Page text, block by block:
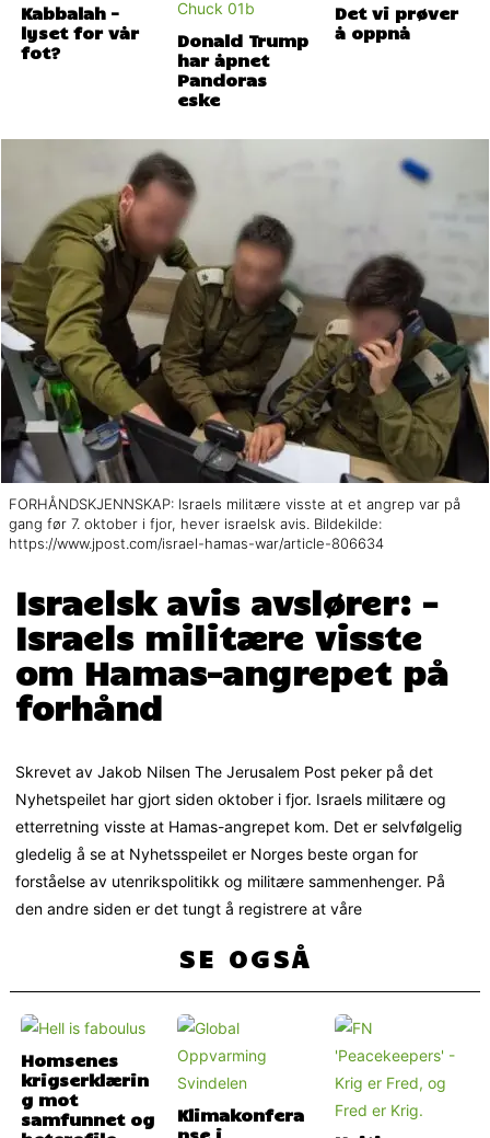
Kabbalah –
lyset for vår
fot?
Donald Trump
har åpnet
Pandoras
eske
Det vi prøver
å oppnå
FORHÅNDSKJENNSKAP: Israels militære visste at et angrep var på
gang før 7. oktober i fjor, hever israelsk avis. Bildekilde:
https://www.jpost.com/israel-hamas-war/article-806634
Israelsk avis avslører: –
Israels militære visste
om Hamas-angrepet på
forhånd
Skrevet av Jakob Nilsen The Jerusalem Post peker på det
Nyhetspeilet har gjort siden oktober i fjor. Israels militære og
etterretning visste at Hamas-angrepet kom. Det er selvfølgelig
gledelig å se at Nyhetsspeilet er Norges beste organ for
forståelse av utenrikspolitikk og militære sammenhenger. På
den andre siden er det tungt å registrere at våre
SE OGSÅ
Homsenes
krigserklærin
g mot
samfunnet og
Klimakonfera